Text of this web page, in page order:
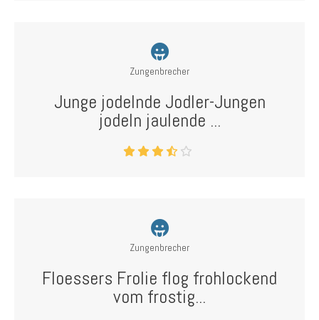
Zungenbrecher
Junge jodelnde Jodler-Jungen
jodeln jaulende ...
Zungenbrecher
Floessers Frolie flog frohlockend
vom frostig...